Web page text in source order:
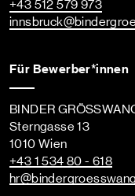
+43 512 579 973
innsbruck
Für Bewerber*innen
BINDER
Sterngasse 13
1010 Wien
+43 1 534 80 - 618
hr@bindergroesswang